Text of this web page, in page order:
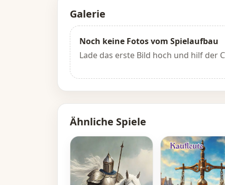
Galerie
Noch keine Fotos vom Spielaufbau
Lade das erste Bild hoch und hilf der
Ähnliche Spiele